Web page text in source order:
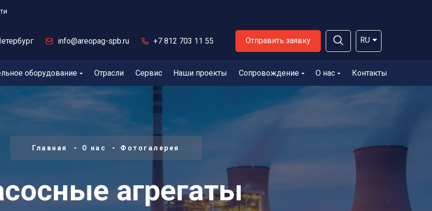
info@areopag-spb.ru +7 812 703 11 55 Отправить заявку RU
оборудование Отрасли Сервис Наши проекты Сопровождение О нас Контакты
Главная О нас Фотогалерея
агрегаты